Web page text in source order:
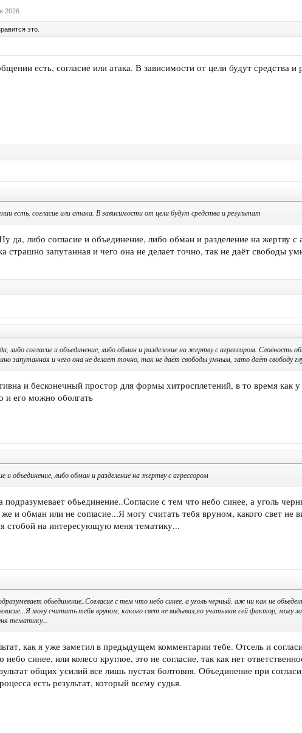
2026
это.
есть, согласие или атака. В зависимости от цели будут средства и
есть, согласие или атака. В зависимости от цели будут средства и результат
да, либо согласие и объединение, либо обман и разделение на жертву
страшно запутанная и чего она не делает точно, так не даёт свободы
либо согласие и объединение, либо обман и разделение на жертву с агрессором. Слоёность
запутанная и чего она не делает точно, так не даёт свободы умным, зато даёт свободу
и бесконечный простор для формы хитросплетений, в то время как
и его можно оболгать
и объединение, либо обман и разделение на жертву с агрессором
подразумевает обьединение..Согласие с тем что небо синее, а уголь
и обман или не согласие...Я могу считать тебя вруном, какого свет не
стобой на интересующую меня тематику...
обьединение..Согласие с тем что небо синее, а уголь черный. аж ни как не
могу считать тебя вруном, какого свет не видывал,но учитывая сей фактор, могу
тематику...
как я уже заметил в предыдущем комментарии тебе. Отсель и
небо синее, или колесо круглое, это не согласие, так как нет
общих усилий все лишь пустая болтовня. Объединение при
есть результат, который всему судья.